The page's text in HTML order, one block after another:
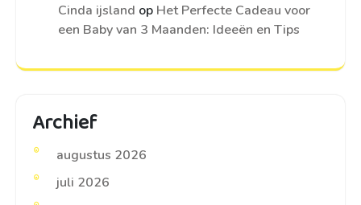
Cinda ijsland op Het Perfecte Cadeau voor
een Baby van 3 Maanden: Ideeën en Tips
Archief
augustus 2026
juli 2026